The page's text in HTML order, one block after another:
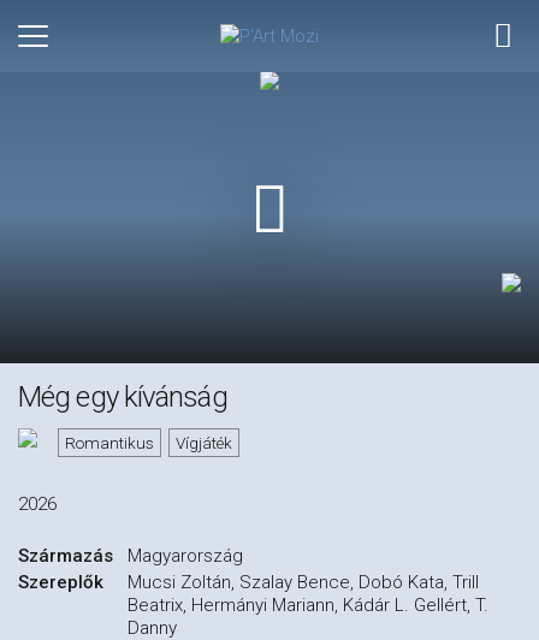
Még egy kívánság
Romantikus Vígjáték
2026
Származás
Magyarország
Szereplők
Mucsi Zoltán, Szalay Bence, Dobó Kata, Trill
Beatrix, Hermányi Mariann, Kádár L. Gellért, T.
Danny